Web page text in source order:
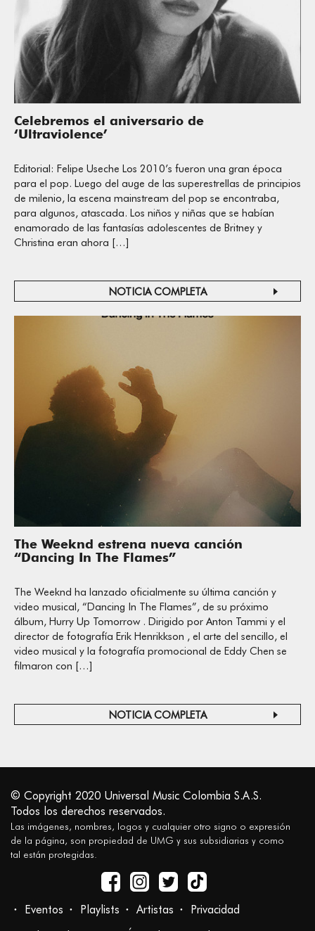
Celebremos el aniversario de
‘Ultraviolence’
Editorial: Felipe Useche Los 2010’s fueron una gran época
para el pop. Luego del auge de las superestrellas de principios
de milenio, la escena mainstream del pop se encontraba,
para algunos, atascada. Los niños y niñas que se habían
enamorado de las fantasías adolescentes de Britney y
Christina eran ahora […]
NOTICIA COMPLETA
The Weeknd estrena nueva canción
“Dancing In The Flames”
The Weeknd ha lanzado oficialmente su última canción y
video musical, “Dancing In The Flames”, de su próximo
álbum, Hurry Up Tomorrow . Dirigido por Anton Tammi y el
director de fotografía Erik Henrikkson , el arte del sencillo, el
video musical y la fotografía promocional de Eddy Chen se
filmaron con […]
NOTICIA COMPLETA
© Copyright 2020 Universal Music Colombia S.A.S.
Todos los derechos reservados.
Las imágenes, nombres, logos y cualquier otro signo o expresión
de la página, son propiedad de UMG y sus subsidiarias y como
tal están protegidas.
Eventos Playlists Artistas
Privacidad